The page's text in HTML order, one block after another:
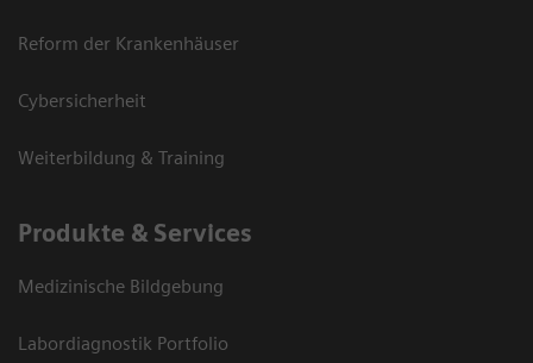
Reform der Krankenhäuser
Cybersicherheit
Weiterbildung & Training
Produkte & Services
Medizinische Bildgebung
Labordiagnostik Portfolio